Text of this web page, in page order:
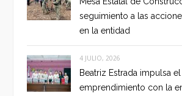
seguimiento a las
en la entidad
4 JULIO, 2026
Beatriz Estrada impulsa el
emprendimiento con la